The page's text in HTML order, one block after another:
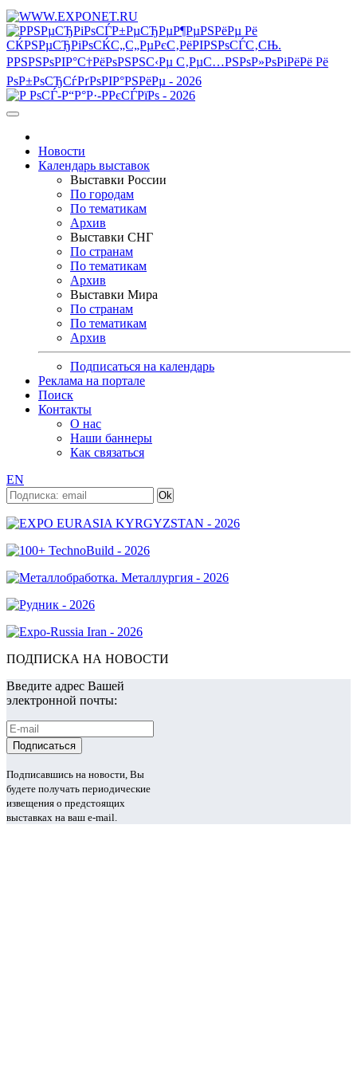
Новости
Календарь выставок
Выставки России
По городам
По тематикам
Архив
Выставки СНГ
По странам
По тематикам
Архив
Выставки Мира
По странам
По тематикам
Архив
Подписаться на календарь
Реклама на портале
Поиск
Контакты
О нас
Наши баннеры
Как связаться
EN
ПОДПИСКА НА НОВОСТИ
Введите адрес Вашей
электронной почты:
Подписавшись на новости, Вы
будете получать периодические
извещения о предстоящих
выставках на ваш e-mail.